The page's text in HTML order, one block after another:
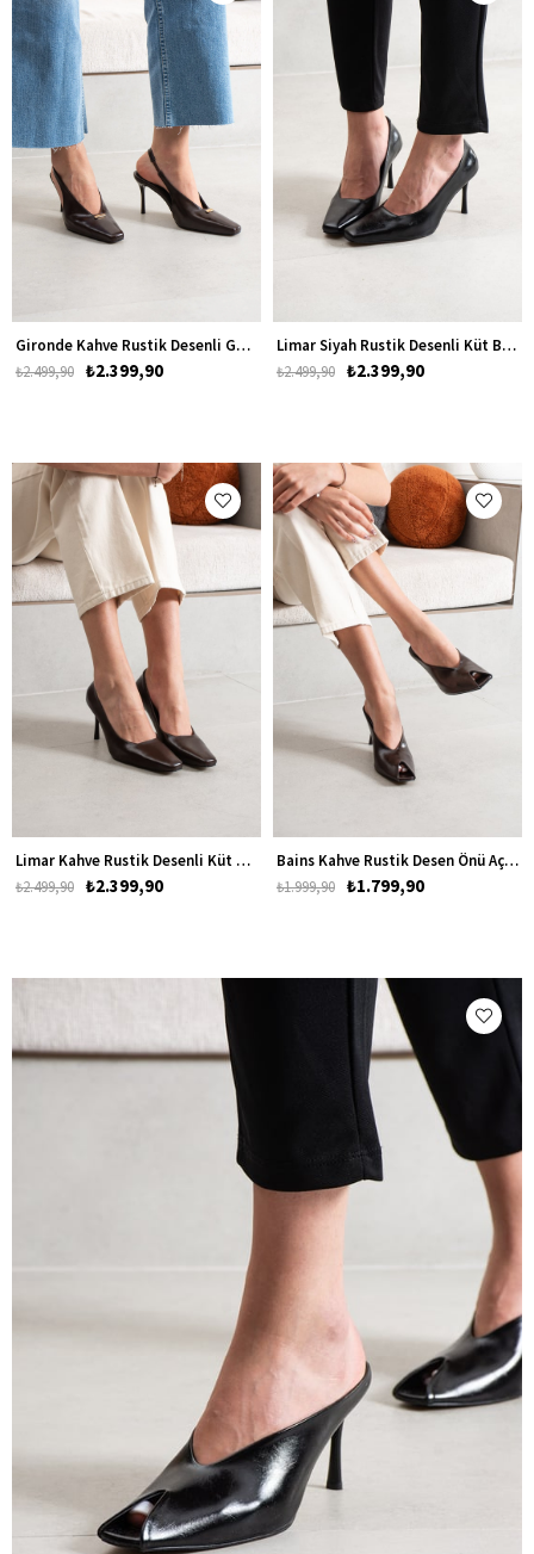
Gironde Kahve Rustik Desenli Gold Detay Küt Burun Topuklu Kadın Ayakkabı
₺2.399,90
₺2.499,90
Limar Siyah Rustik Desenli Küt Burun Topuklu Kadın Ayakkabı
₺2.399,90
₺2.499,90
Limar Kahve Rustik Desenli Küt Burun Topuklu Kadın Ayakkabı
₺2.399,90
₺2.499,90
Bains Kahve Rustik Desen Önü Açık Asimetrik Kesim Kadın Topuklu Terlik
₺1.799,90
₺1.999,90